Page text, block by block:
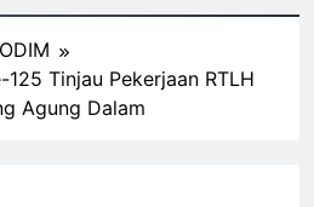
Tinjau Pekerjaan RTLH
Agung Dalam